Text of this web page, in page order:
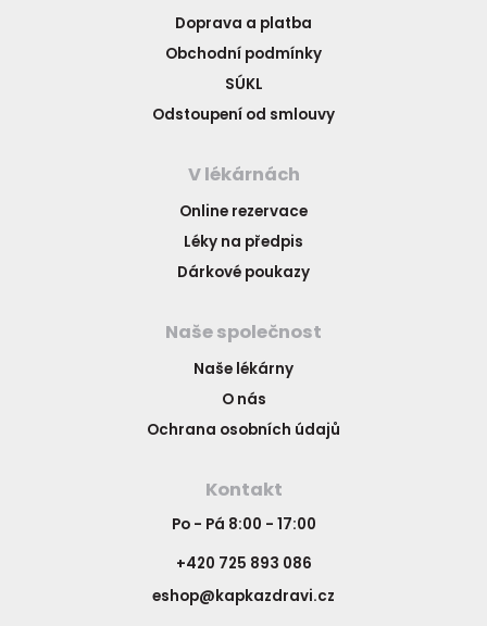
Doprava a platba
Obchodní podmínky
SÚKL
Odstoupení od smlouvy
V lékárnách
Online rezervace
Léky na předpis
Dárkové poukazy
Naše společnost
Naše lékárny
O nás
Ochrana osobních údajů
Kontakt
Po - Pá 8:00 - 17:00
+420 725 893 086
eshop@kapkazdravi.cz